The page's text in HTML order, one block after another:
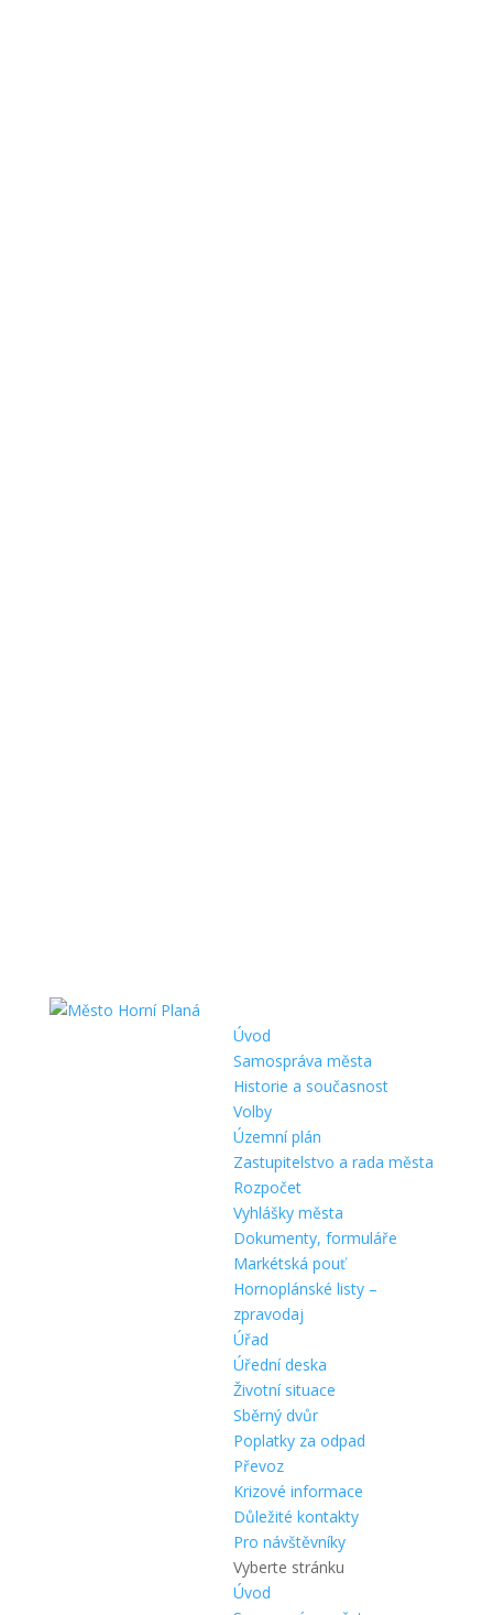
Úvod
Samospráva města
Historie a současnost
Volby
Územní plán
Zastupitelstvo a rada města
Rozpočet
Vyhlášky města
Dokumenty, formuláře
Markétská pouť
Hornoplánské listy –
zpravodaj
Úřad
Úřední deska
Životní situace
Sběrný dvůr
Poplatky za odpad
Převoz
Krizové informace
Důležité kontakty
Pro návštěvníky
Vyberte stránku
Úvod